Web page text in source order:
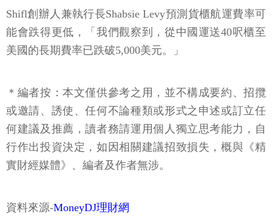
Shifl創辦人兼執行長Shabsie Levy預測貨櫃航運費率可
能會跌得更低，「我們觀察到，從中國運送40呎櫃至
美國的長期費率已跌破5,000美元。」
＊編者按：本文僅供參考之用，並不構成要約、招攬
或邀請、誘使、任何不論種類或形式之申述或訂立任
何建議及推薦，讀者務請運用個人獨立思考能力，自
行作出投資決定，如因相關建議招致損失，概與《精
實財經媒體》、編者及作者無涉。
資料來源-MoneyDJ理財網